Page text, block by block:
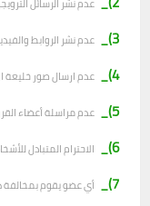
عدم نشر الرسائل
3)_ عدم نشر الروابط
4)_ عدم ارسال صور خليعة
5)_ عدم مراسلة أعضاء
6)_ الاحترام المتبادل
7)_ أي عضو يقوم بمخالفة